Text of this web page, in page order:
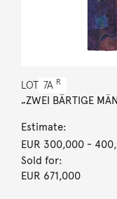
LOT 7A R
„ZWEI BÄRTIGE
Estimate:
EUR 300,000-
Sold for:
EUR 671,000